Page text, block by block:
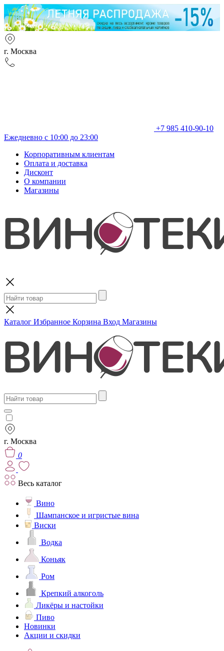
г. Москва
+7 985 410-90-10
Ежедневно с 10:00 до 23:00
Корпоративным клиентам
Оплата и доставка
Дисконт
О компании
Магазины
Каталог Избранное Корзина Вход Магазины
г. Москва
0
Весь каталог
Вино
Шампанское и игристые вина
Виски
Водка
Коньяк
Ром
Крепкий алкоголь
Ликёры и настойки
Пиво
Новинки
Акции и скидки